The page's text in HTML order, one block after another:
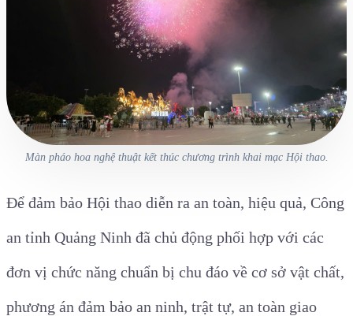
Màn pháo hoa nghệ thuật kết thúc chương trình khai mạc Hội thao.
Để đảm bảo Hội thao diễn ra an toàn, hiệu quả, Công
an tỉnh Quảng Ninh đã chủ động phối hợp với các
đơn vị chức năng chuẩn bị chu đáo về cơ sở vật chất,
phương án đảm bảo an ninh, trật tự, an toàn giao